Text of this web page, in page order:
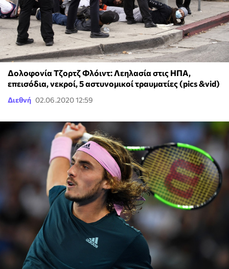
Δολοφονία Τζορτζ Φλόιντ: Λεηλασία στις ΗΠΑ,
επεισόδια, νεκροί, 5 αστυνομικοί τραυματίες (pics &vid)
Διεθνή 02.06.2020 12:59